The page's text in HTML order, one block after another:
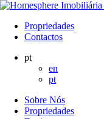
Propriedades
Contactos
pt
en
pt
Sobre Nós
Propriedades